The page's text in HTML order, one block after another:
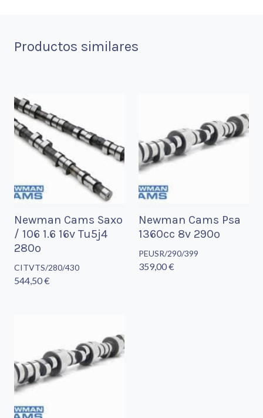
Productos similares
Newman Cams Saxo
/ 106 1.6 16v Tu5j4
280º
CITVTS/280/430
544,50 €
Newman Cams Psa
1360cc 8v 290º
PEUSR/290/399
359,00 €